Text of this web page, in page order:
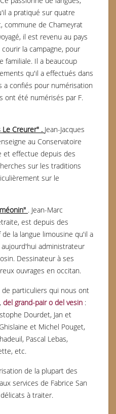
a pratiqué sur quatre
commune de Chameyrat
il est revenu au pays
la campagne, pour
familiale. Il a beaucoup
qu'il a effectués dans
a confiés pour numérisation
ont été numérisés par F.
Le Creurer" . Jean-Jacques
au Conservatoire
et effectue depuis des
sur les traditions
sur le
. Jean-Marc
est depuis des
la langue limousine qu'il a
administrateur
Dessinateur à ses
ouvrages en occitan.
particuliers qui nous ont
del grand-pair o del vesin :
Dourdet, Jan et
et Michel Pouget,
Pascal Lebas,
etc.
de la plupart des
services de Fabrice San
à traiter.